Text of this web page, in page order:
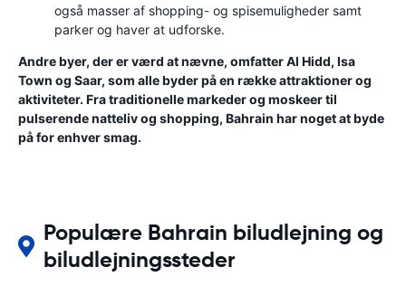
også masser af shopping- og spisemuligheder samt
parker og haver at udforske.
Andre byer, der er værd at nævne, omfatter Al Hidd, Isa
Town og Saar, som alle byder på en række attraktioner og
aktiviteter. Fra traditionelle markeder og moskeer til
pulserende natteliv og shopping, Bahrain har noget at byde
på for enhver smag.
Populære Bahrain biludlejning og
biludlejningssteder